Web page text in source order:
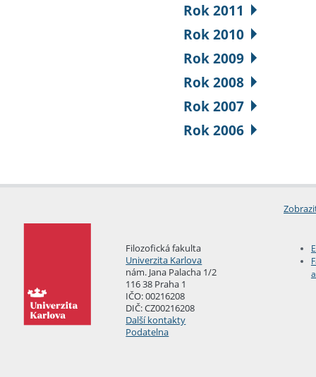
Rok 2011
Rok 2010
Rok 2009
Rok 2008
Rok 2007
Rok 2006
Filozofická fakulta
Univerzita Karlova
nám. Jana Palacha 1/2
116 38 Praha 1
IČO: 00216208
DIČ: CZ00216208
Další kontakty
Podatelna